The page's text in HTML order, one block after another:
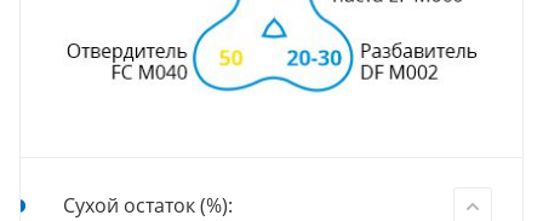
Сухой остаток (%):